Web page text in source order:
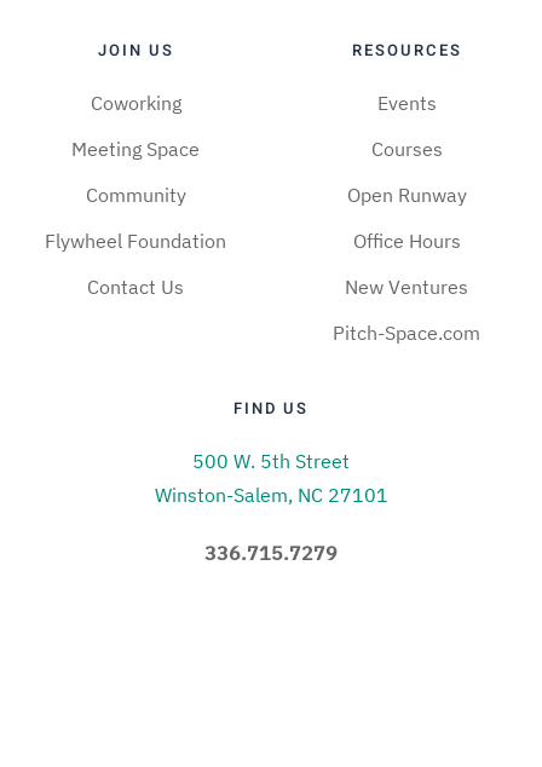
JOIN US
Coworking
Meeting Space
Community
Flywheel Foundation
Contact Us
RESOURCES
Events
Courses
Open Runway
Office Hours
New Ventures
Pitch-Space.com
FIND US
500 W. 5th Street
Winston-Salem, NC 27101
336.715.7279